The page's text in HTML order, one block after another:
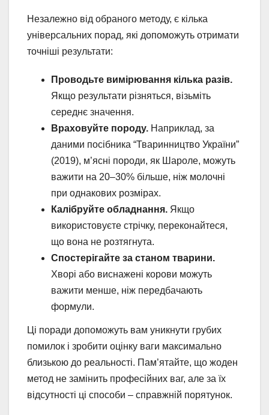
Незалежно від обраного методу, є кілька
універсальних порад, які допоможуть отримати
точніші результати:
Проводьте вимірювання кілька разів.
Якщо результати різняться, візьміть
середнє значення.
Враховуйте породу. Наприклад, за
даними посібника “Тваринництво України”
(2019), м’ясні породи, як Шароле, можуть
важити на 20–30% більше, ніж молочні
при однакових розмірах.
Калібруйте обладнання. Якщо
використовуєте стрічку, переконайтеся,
що вона не розтягнута.
Спостерігайте за станом тварини.
Хворі або виснажені корови можуть
важити менше, ніж передбачають
формули.
Ці поради допоможуть вам уникнути грубих
помилок і зробити оцінку ваги максимально
близькою до реальності. Пам’ятайте, що жоден
метод не замінить професійних ваг, але за їх
відсутності ці способи – справжній порятунок.